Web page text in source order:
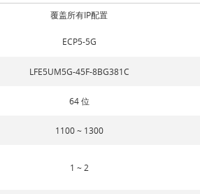
覆盖所有IP配置
ECP5-5G
LFE5UM5G-45F-8BG381C
64 位
1100 ~ 1300
1 ~ 2